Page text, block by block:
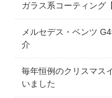
ガラス系コーティング
メルセデス・ベンツ
介
毎年恒例のクリスマス
いました